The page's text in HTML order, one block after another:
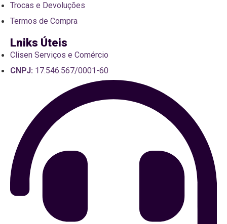
Trocas e Devoluções
Termos de Compra
Lniks Úteis
Clisen Serviços e Comércio
CNPJ: 17.546.567/0001-60